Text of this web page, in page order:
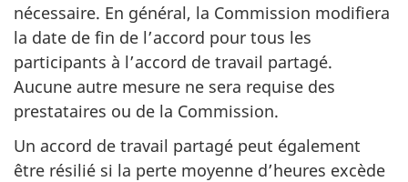
nécessaire. En général, la Commission modifiera
la date de fin de l’accord pour tous les
participants à l’accord de travail partagé.
Aucune autre mesure ne sera requise des
prestataires ou de la Commission.
Un accord de travail partagé peut également
être résilié si la perte moyenne d’heures excède